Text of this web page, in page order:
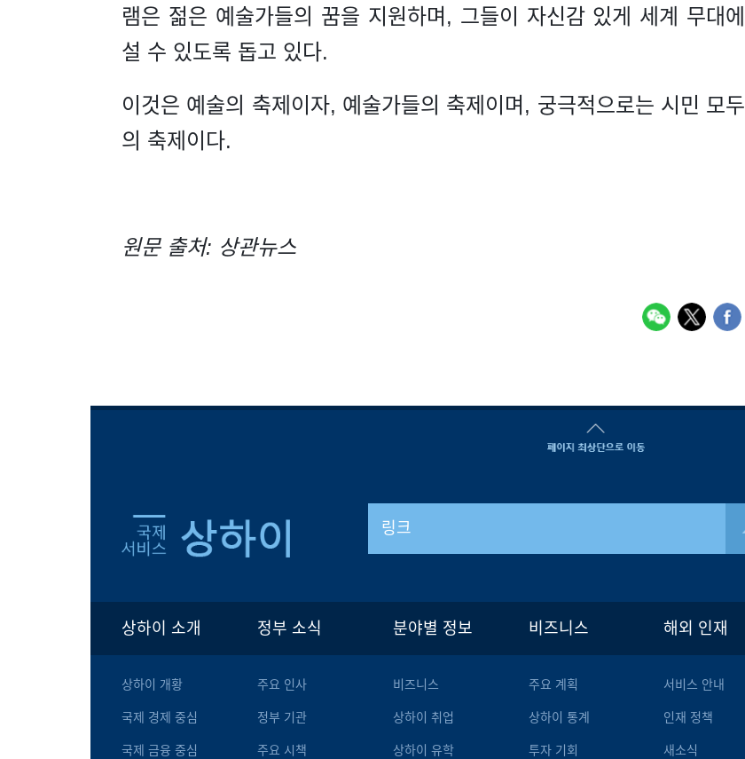
램은 젊은 예술가들의 꿈을 지원하며, 그들이 자신감 있게 세계 무대에
설 수 있도록 돕고 있다.
이것은 예술의 축제이자, 예술가들의 축제이며, 궁극적으로는 시민 모두
의 축제이다.
원문 출처: 상관뉴스
링크
상하이 소개
상하이 개황
국제 경제 중심
국제 금융 중심
정부 소식
주요 인사
정부 기관
주요 시책
분야별 정보
비즈니스
상하이 취업
상하이 유학
비즈니스
주요 계획
상하이 통계
투자 기회
해외 인재
서비스 안내
인재 정책
새소식